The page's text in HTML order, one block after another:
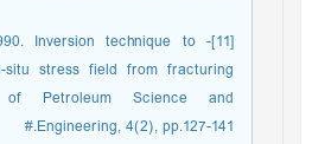
1990. Inversion technique to
situ stress field from fracturing
of Petroleum Science and
Engineering, 4(2), pp.127-141.#